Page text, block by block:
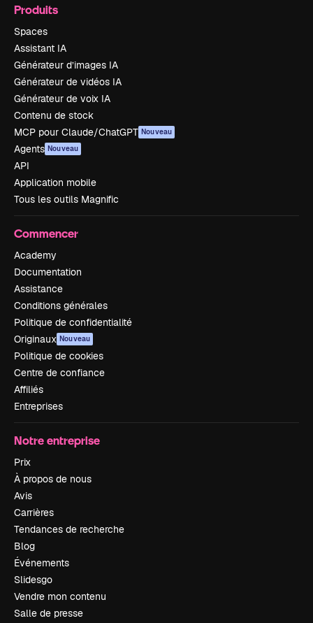
Produits
Spaces
Assistant IA
Générateur d’images IA
Générateur de vidéos IA
Générateur de voix IA
Contenu de stock
MCP pour Claude/ChatGPT Nouveau
Agents Nouveau
API
Application mobile
Tous les outils Magnific
Commencer
Academy
Documentation
Assistance
Conditions générales
Politique de confidentialité
Originaux Nouveau
Politique de cookies
Centre de confiance
Affiliés
Entreprises
Notre entreprise
Prix
À propos de nous
Avis
Carrières
Tendances de recherche
Blog
Événements
Slidesgo
Vendre mon contenu
Salle de presse